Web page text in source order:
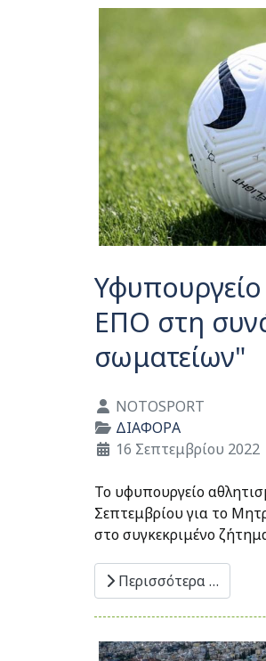
ΕΠΟ στη
σωματείων"
Λεπτομέρειες
NOTOSPORT
ΔΙΑΦΟΡΑ
16 Σεπτεμβρίου 2022
Το υφυπουργείο
Σεπτεμβρίου για το
στο συγκεκριμένο
Περισσότερα …